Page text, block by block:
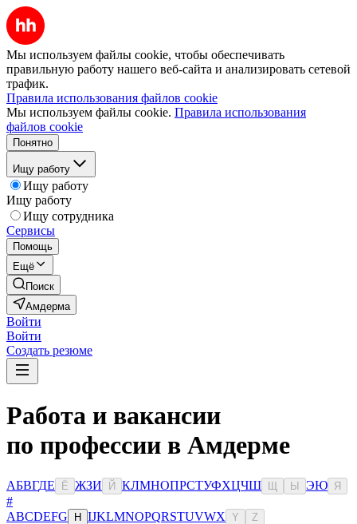
Мы используем файлы cookie, чтобы обеспечивать
правильную работу нашего веб-сайта и анализировать сетевой
трафик.
Правила использования файлов cookie
Мы используем файлы cookie. Правила использования
файлов cookie
Понятно
Ищу работу
Ищу работу
Ищу работу
Ищу сотрудника
Сервисы
Помощь
Ещё
Поиск
Амдерма
Войти
Войти
Создать резюме
Работа и вакансии
по профессии в Амдерме
АБВГДЕ Ё ЖЗИ Й КЛМНОПРСТУФХЦЧШ Ы ЭЮ Я
#
ABCDEFG H IJKLMNOPQRSTUVWX Y Z